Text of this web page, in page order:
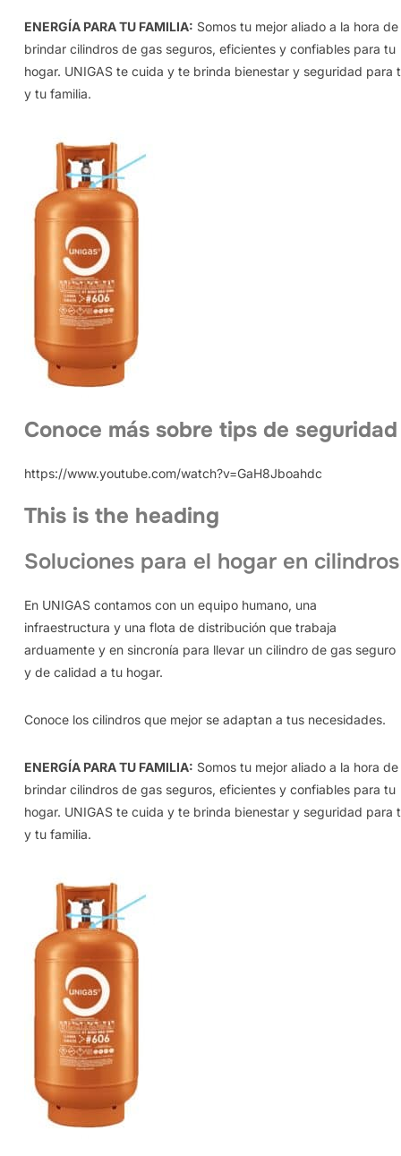
ENERGÍA PARA TU FAMILIA: Somos tu mejor aliado a la hora de
brindar cilindros de gas seguros, eficientes y confiables para tu
hogar. UNIGAS te cuida y te brinda bienestar y seguridad para
y tu familia.
Conoce más sobre tips de seguridad
https://www.youtube.com/watch?v=GaH8Jboahdc
This is the heading
Soluciones para el hogar en cilindros
En UNIGAS contamos con un equipo humano, una
infraestructura y una flota de distribución que trabaja
arduamente y en sincronía para llevar un cilindro de gas seguro
y de calidad a tu hogar.
Conoce los cilindros que mejor se adaptan a tus necesidades.
ENERGÍA PARA TU FAMILIA: Somos tu mejor aliado a la hora de
brindar cilindros de gas seguros, eficientes y confiables para tu
hogar. UNIGAS te cuida y te brinda bienestar y seguridad para
y tu familia.